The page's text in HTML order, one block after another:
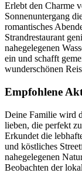
Erlebt den Charme
Sonnenuntergang
romantisches
Strandrestaurant
nahegelegenen
ein und schafft
wunderschönen
Empfohlene
Deine Familie wird
lieben, die perfekt
Erkundet die
und köstliches
nahegelegenen
Beobachten der